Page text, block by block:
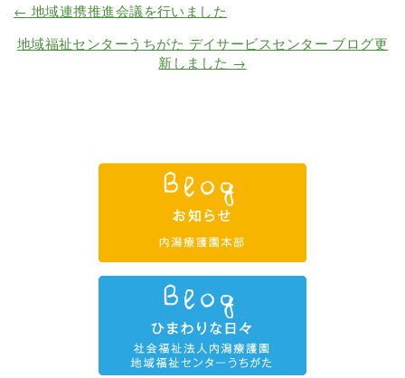
← 地域連携推進会議を行いました
地域福祉センターうちがた デイサービスセンター ブログ更
新しました →